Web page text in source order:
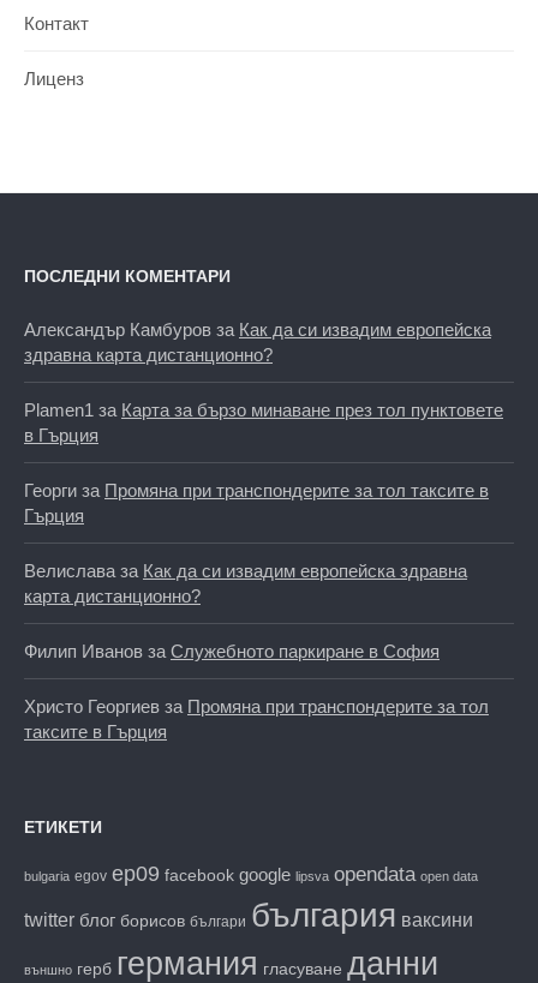
Контакт
Лиценз
ПОСЛЕДНИ КОМЕНТАРИ
Александър Камбуров за Как да си извадим европейска
здравна карта дистанционно?
Plamen1 за Карта за бързо минаване през тол пунктовете
в Гърция
Георги за Промяна при транспондерите за тол таксите в
Гърция
Велислава за Как да си извадим европейска здравна
карта дистанционно?
Филип Иванов за Служебното паркиране в София
Христо Георгиев за Промяна при транспондерите за тол
таксите в Гърция
ЕТИКЕТИ
bulgaria egov ep09 facebook google lipsva opendata open data
twitter блог борисов българи българия ваксини
външно герб германия гласуване данни